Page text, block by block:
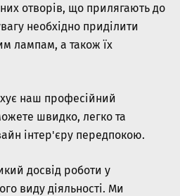
отворів, що прилягають до
необхідно приділити
лампам, а також їх
наш професійний
швидко, легко та
інтер'єру передпокою.
досвід роботи у
виду діяльності. Ми